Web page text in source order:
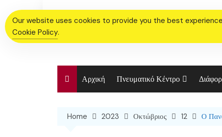
to
content
Αρχική Πνευματικό Κέντρο
Ναού
Η
Home 2023 Οκτώβριος 12 Ο
Our website uses cookies to provide you the best
Cookie Policy.